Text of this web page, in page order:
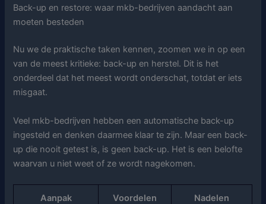
Back-up en restore: waar mkb-bedrijven aandacht aan
moeten besteden
Nu we de praktische taken kennen, zoomen we in op een
van de meest kritieke: back-up en herstel. Dit is het
onderdeel dat het meest wordt onderschat, totdat er iets
misgaat.
Veel mkb-bedrijven hebben een automatische back-up
ingesteld en denken daarmee klaar te zijn. Maar een back-
up die nooit getest is, is geen back-up. Het is een belofte
waarvan u niet weet of ze wordt nagekomen.
Aanpak Voordelen Nadelen